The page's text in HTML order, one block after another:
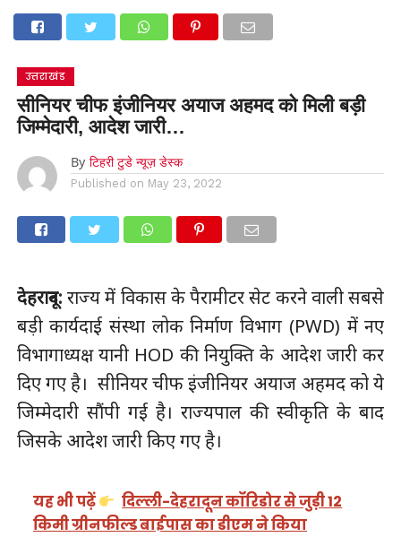
उत्तराखंड
सीनियर चीफ इंजीनियर अयाज अहमद को मिली बड़ी
जिम्मेदारी, आदेश जारी…
By टिहरी टुडे न्यूज़ डेस्क
Published on May 23, 2022
देहरादून: राज्य में विकास के पैरामीटर सेट करने वाली सबसे
बड़ी कार्यदाई संस्था लोक निर्माण विभाग (PWD) में नए
विभागाध्यक्ष यानी HOD की नियुक्ति के आदेश जारी कर
दिए गए है। सीनियर चीफ इंजीनियर अयाज अहमद को ये
जिम्मेदारी सौंपी गई है। राज्यपाल की स्वीकृति के बाद
जिसके आदेश जारी किए गए है।
यह भी पढ़ें
दिल्ली-देहरादून कॉरिडोर से जुड़ी 12
किमी ग्रीनफील्ड बाईपास का डीएम ने किया